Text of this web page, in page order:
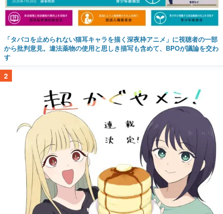
「タバコを止められない猫耳キャラを描く深夜枠アニメ」に視聴者の一部
から批判意見。違法薬物の使用と思しき描写も含めて、BPOが議論を交わ
す
2